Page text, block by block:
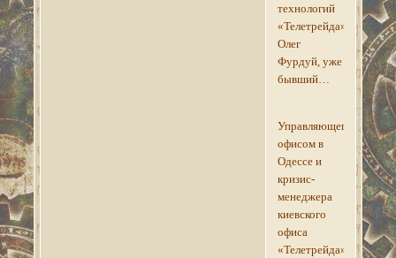
технологий
«Телетрейда»
Олег
Фурдуй, уже
бывший…
Управляющего
офисом в
Одессе и
кризис-
менеджера
киевского
офиса
«Телетрейда»